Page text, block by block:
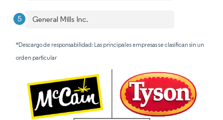
General Mills Inc.
*Descargo de responsabilidad: Las principales empresas se clasifican sin un
orden particular